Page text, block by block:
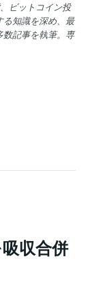
ビットコイン投
る知識を深め、最
数記事を執筆。専
収合併